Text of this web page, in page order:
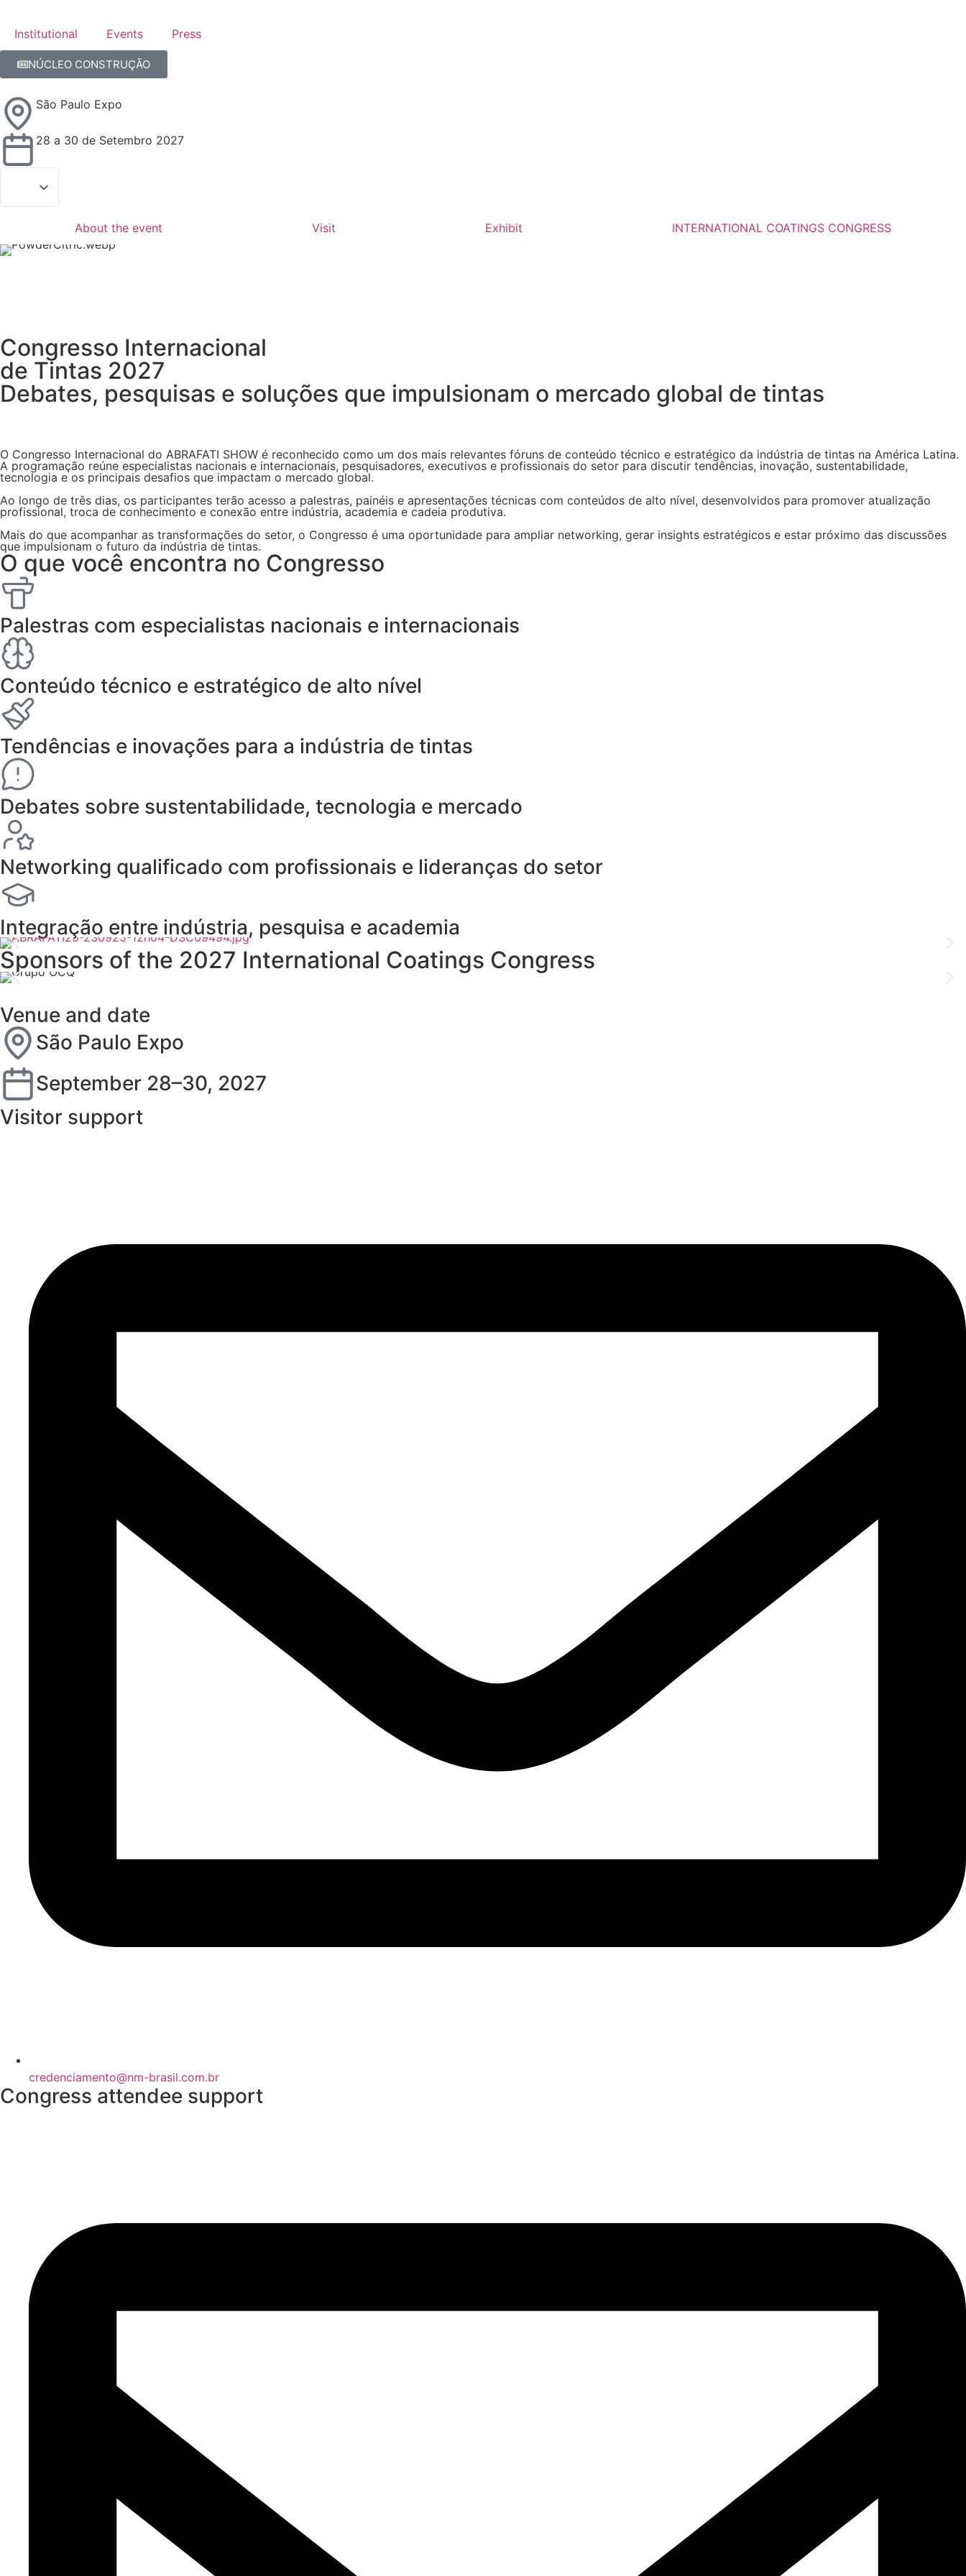
Institutional Events Press
NÚCLEO CONSTRUÇÃO
São Paulo Expo
28 a 30 de Setembro 2027
About the event Visit Exhibit INTERNATIONAL COATINGS CONGRESS
Congresso Internacional
de Tintas 2027 ​
Debates, pesquisas e soluções que impulsionam o mercado global de tintas​
O Congresso Internacional do ABRAFATI SHOW é reconhecido como um dos mais relevantes fóruns de conteúdo técnico e estratégico da indústria de tintas na América Latina.
A programação reúne especialistas nacionais e internacionais, pesquisadores, executivos e profissionais do setor para discutir tendências, inovação, sustentabilidade,
tecnologia e os principais desafios que impactam o mercado global.
Ao longo de três dias, os participantes terão acesso a palestras, painéis e apresentações técnicas com conteúdos de alto nível, desenvolvidos para promover atualização
profissional, troca de conhecimento e conexão entre indústria, academia e cadeia produtiva.
Mais do que acompanhar as transformações do setor, o Congresso é uma oportunidade para ampliar networking, gerar insights estratégicos e estar próximo das discussões
que impulsionam o futuro da indústria de tintas.
O que você encontra no Congresso
Palestras com especialistas nacionais e internacionais
Conteúdo técnico e estratégico de alto nível
Tendências e inovações para a indústria de tintas
Debates sobre sustentabilidade, tecnologia e mercado
Networking qualificado com profissionais e lideranças do setor
Integração entre indústria, pesquisa e academia
Sponsors of the 2027 International Coatings Congress
Venue and date
São Paulo Expo
September 28–30, 2027
Visitor support
credenciamento@nm-brasil.com.br
Congress attendee support